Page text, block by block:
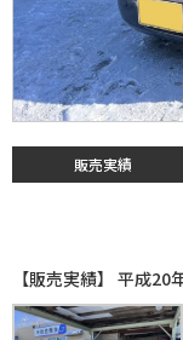
販売実績
【販売実績】 平成